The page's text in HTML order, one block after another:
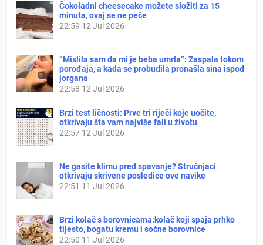
Čokoladni cheesecake možete složiti za 15
minuta, ovaj se ne peče
22:59 12 Jul 2026
“Mislila sam da mi je beba umrla”: Zaspala tokom
porođaja, a kada se probudila pronašla sina ispod
jorgana
22:58 12 Jul 2026
Brzi test ličnosti: Prve tri riječi koje uočite,
otkrivaju šta vam najviše fali u životu
22:57 12 Jul 2026
Ne gasite klimu pred spavanje? Stručnjaci
otkrivaju skrivene posledice ove navike
22:51 11 Jul 2026
Brzi kolač s borovnicama:kolač koji spaja prhko
tijesto, bogatu kremu i sočne borovnice
22:50 11 Jul 2026